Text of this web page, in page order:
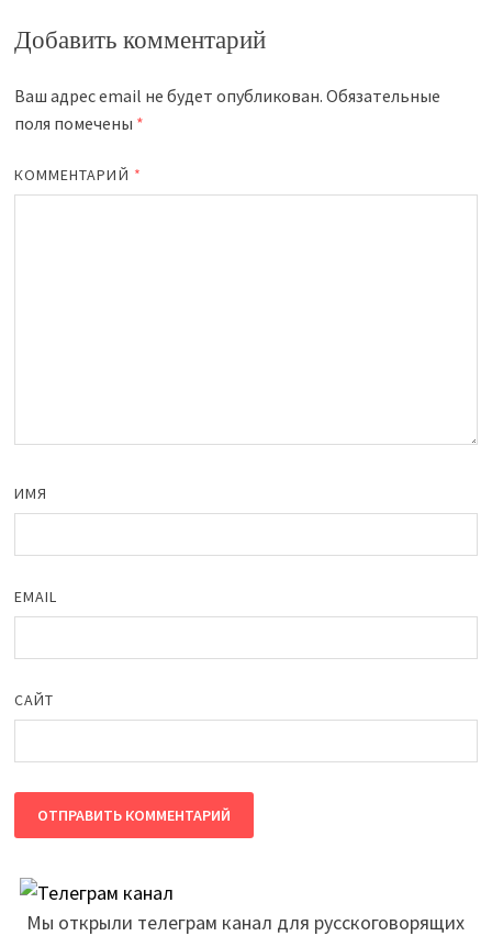
Добавить комментарий
Ваш адрес email не будет опубликован. Обязательные
поля помечены *
КОММЕНТАРИЙ *
ИМЯ
EMAIL
САЙТ
Мы открыли телеграм канал для русскоговорящих